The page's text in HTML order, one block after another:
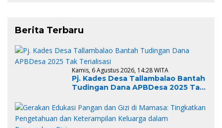
Berita Terbaru
Kamis, 6 Agustus 2026, 14:28 WITA
Pj. Kades Desa Tallambalao Bantah
Tudingan Dana APBDesa 2025 Tak